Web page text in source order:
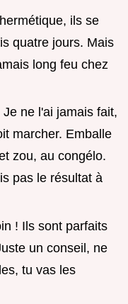
ils se
quatre jours. Mais
long feu chez
Je ne l'ai jamais fait,
marcher. Emballe
zou, au congélo.
pas le résultat à
! Ils sont parfaits
un conseil, ne
tu vas les